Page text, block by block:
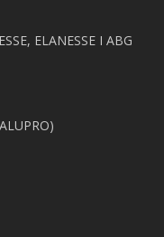
ELANESSE I ABG